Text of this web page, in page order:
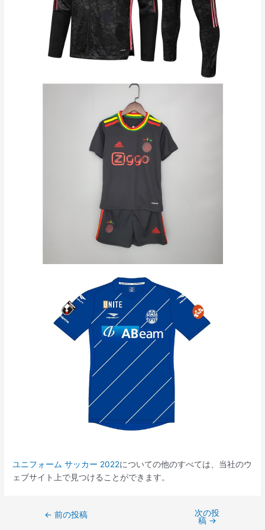
ユニフォーム サッカー 2022についての他のすべては、当社のウ
ェブサイト上で見つけることができます。
Post← 前の投稿
次の投
稿 →